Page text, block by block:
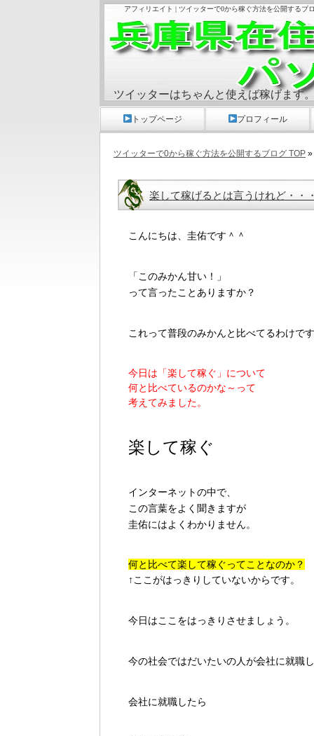
アフィリエイト | ツイッターで0から稼ぐ方法を公開するブ
楽して稼げるとは言うけれど・・
こんにちは、圭佑です＾＾
「このみかん甘い！」
って言ったことありますか？
これって普段のみかんと比べてるわけで
今日は「楽して稼ぐ」について
何と比べているのかな～って
考えてみました。
楽して稼ぐ
インターネットの中で、
この言葉をよく聞きますが
圭佑にはよくわかりません。
何と比べて楽して稼ぐってことなのか？
↑ここがはっきりしていないからです。
今日はここをはっきりさせましょう。
今の社会ではだいたいの人が会社に就職
会社に就職したら
ツイッターで0から稼ぐ方法を公開するブログ TOP »
ツイッターはちゃんと使えば稼げます
トップページ プロフィール